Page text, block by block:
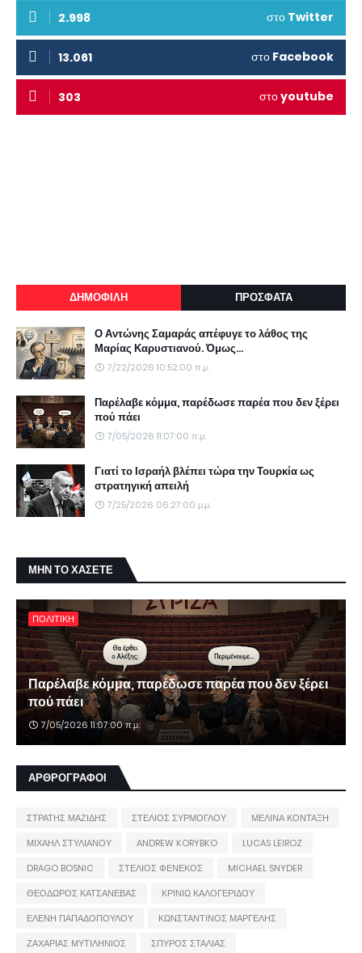
2.998 στο Twitter
13.061 στο Facebook
303 στοyoutube
ΔΗΜΟΦΙΛΗ ΠΡΟΣΦΑΤΑ
Ο Αντώνης Σαμαράς απέφυγε το λάθος της
Μαρίας Καρυστιανού. Όμως...
7/22/2026 10:52:00 π.μ.
Παρέλαβε κόμμα, παρέδωσε παρέα που δεν ξέρει
πού πάει
7/05/2026 11:07:00 π.μ.
Γιατί το Ισραήλ βλέπει τώρα την Τουρκία ως
στρατηγική απειλή
7/25/2026 06:27:00 μ.μ.
ΜΗΝ ΤΟ ΧΑΣΕΤΕ
ΠΟΛΙΤΙΚΗ
Παρέλαβε κόμμα, παρέδωσε παρέα που δεν ξέρει
πού πάει
7/05/2026 11:07:00 π.μ.
ΑΡΘΡΟΓΡΑΦΟΙ
ΣΤΡΑΤΗΣ ΜΑΖΙΔΗΣ ΣΤΕΛΙΟΣ ΣΥΡΜΟΓΛΟΥ
ΜΕΛΙΝΑ ΚΟΝΤΑΞΗ
ΜΙΧΑΗΛ ΣΤΥΛΙΑΝΟΥ
ANDREW KORYBKO
LUCAS LEIROZ
DRAGO BOSNIC
ΣΤΕΛΙΟΣ ΦΕΝΕΚΟΣ
MICHAEL SNYDER
ΘΕΟΔΩΡΟΣ ΚΑΤΣΑΝΕΒΑΣ
ΚΡΙΝΙΩ ΚΑΛΟΓΕΡΙΔΟΥ
ΕΛΕΝΗ ΠΑΠΑΔΟΠΟΥΛΟΥ
ΚΩΝΣΤΑΝΤΙΝΟΣ ΜΑΡΓΕΛΗΣ
ΖΑΧΑΡΙΑΣ ΜΥΤΙΛΗΝΙΟΣ
ΣΠΥΡΟΣ ΣΤΑΛΙΑΣ